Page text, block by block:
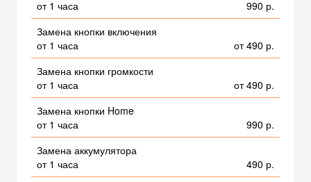
от 1 часа
990 р.
Замена кнопки включения
от 1 часа
от 490 р.
Замена кнопки громкости
от 1 часа
от 490 р.
Замена кнопки Home
от 1 часа
990 р.
Замена аккумулятора
от 1 часа
490 р.